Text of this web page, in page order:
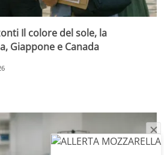
Il colore del sole, la
Giappone e Canada